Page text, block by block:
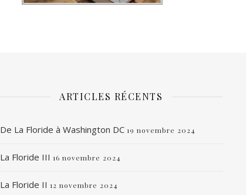
ARTICLES RÉCENTS
De La Floride à Washington DC 19 novembre 2024
La Floride III 16 novembre 2024
La Floride II 12 novembre 2024